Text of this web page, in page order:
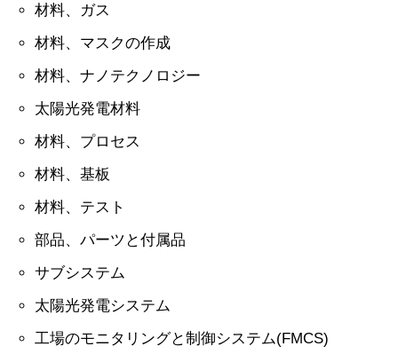
材料、ガス
材料、マスクの作成
材料、ナノテクノロジー
太陽光発電材料
材料、プロセス
材料、基板
材料、テスト
部品、パーツと付属品
サブシステム
太陽光発電システム
工場のモニタリングと制御システム(FMCS)